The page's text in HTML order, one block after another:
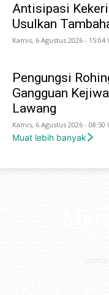
Antisipasi
Usulkan
Kamis, 6 Agustus 2026 - 15:04
Pengungsi
Gangguan
Lawang
Kamis, 6 Agustus 2026 - 08:50
Muat lebih banyak